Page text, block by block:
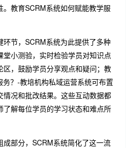
教育SCRM系统如何赋能教学服
节，SCRM系统为此提供了多种
小测验，实时检验学员对知识点
，鼓励学员分享观点和疑问；教
？-教培机构私域运营系统可布置
况和批改结果。这些互动数据都
解每位学员的学习状态和难点所
部分，SCRM系统简化了这一流